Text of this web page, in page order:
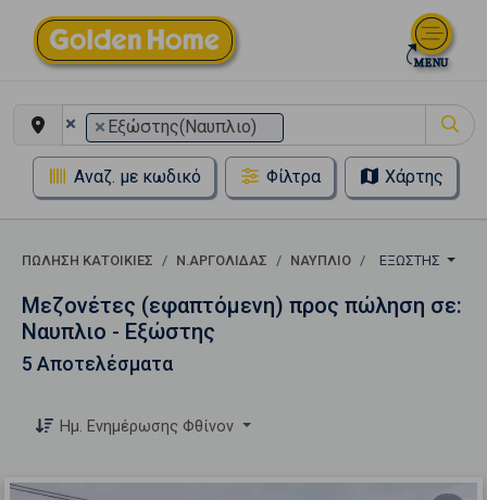
× × Εξώστης(Ναυπλιο)
Αναζ. με κωδικό Φίλτρα Χάρτης
ΠΏΛΗΣΗ ΚΑΤΟΙΚΊΕΣ Ν.ΑΡΓΟΛΙΔΑΣ ΝΑΥΠΛΙΟ ΕΞΏΣΤΗΣ
Μεζονέτες (εφαπτόμενη) προς πώληση σε:
Ναυπλιο - Εξώστης
5 Αποτελέσματα
Ημ. Ενημέρωσης Φθίνον